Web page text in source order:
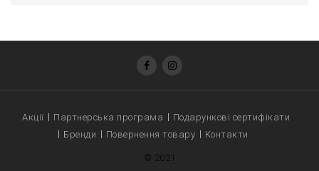
Акції Партнерська програма
Подарункові сертифікати
Бренди
Повернення товару Контакти
© 2021